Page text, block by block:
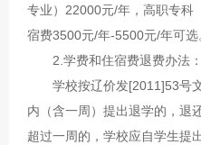
专业）22000元/年，高职专科
宿费3500元/年-5500元/年可选
2.学费和住宿费退费办法：
学校按辽价发[2011]53号
内（含一周）提出退学的，退
超过一周的，学校应自学生提